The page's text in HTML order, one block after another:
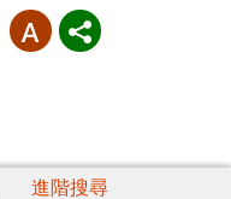
進階搜尋